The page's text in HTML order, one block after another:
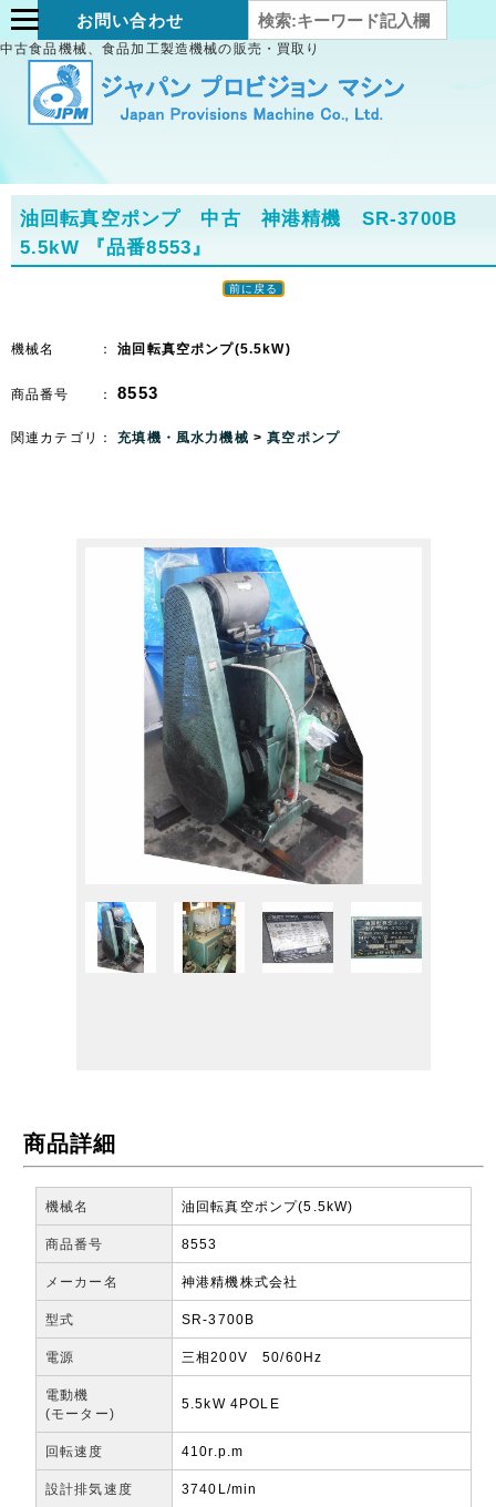
お問い合わせ
中古食品機械、食品加工製造機械の販売・買取り
油回転真空ポンプ 中古 神港精機 SR-3700B
5.5kW
『品番8553』
前に戻る
機械名 ：油回転真空ポンプ(5.5kW)
商品番号 ：8553
関連カテゴリ：充填機・風水力機械 >真空ポンプ
商品詳細
機械名 油回転真空ポンプ(5.5kW)
商品番号 8553
メーカー名 神港精機株式会社
型式 SR-3700B
電源 三相200V 50/60Hz
電動機
(モーター)
5.5kW 4POLE
回転速度 410r.p.m
設計排気速度 3740L/min